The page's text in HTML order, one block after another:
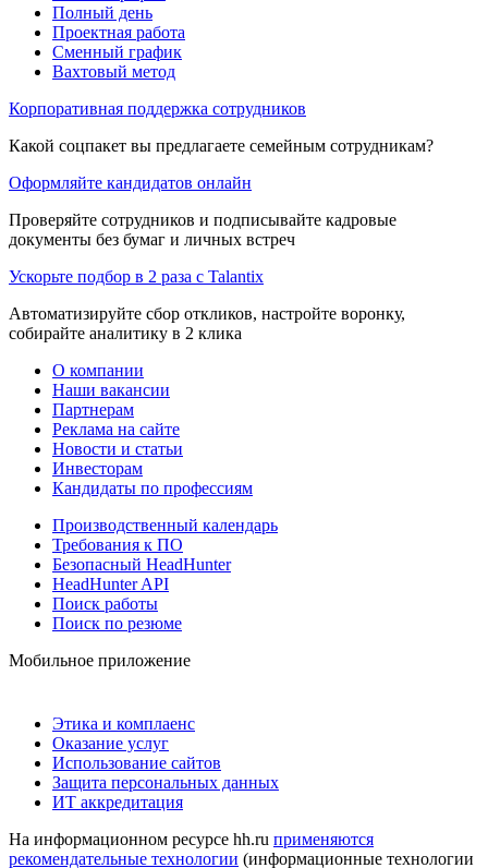
Полный день
Проектная работа
Сменный график
Вахтовый метод
Корпоративная поддержка сотрудников
Какой соцпакет вы предлагаете семейным сотрудникам?
Оформляйте кандидатов онлайн
Проверяйте сотрудников и подписывайте кадровые
документы без бумаг и личных встреч
Ускорьте подбор в 2 раза с Talantix
Автоматизируйте сбор откликов, настройте воронку,
собирайте аналитику в 2 клика
О компании
Наши вакансии
Партнерам
Реклама на сайте
Новости и статьи
Инвесторам
Кандидаты по профессиям
Производственный календарь
Требования к ПО
Безопасный HeadHunter
HeadHunter API
Поиск работы
Поиск по резюме
Мобильное приложение
Этика и комплаенс
Оказание услуг
Использование сайтов
Защита персональных данных
ИТ аккредитация
На информационном ресурсе hh.ru применяются
рекомендательные технологии (информационные технологии